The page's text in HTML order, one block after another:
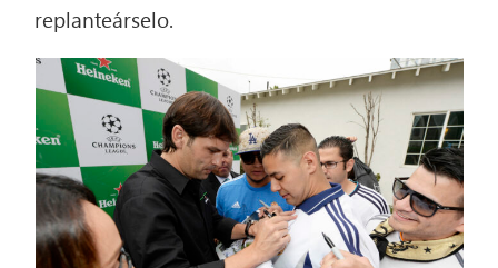
replanteárselo.